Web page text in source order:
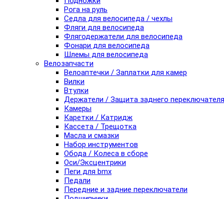
Рога на руль
Седла для велосипеда / чехлы
Фляги для велосипеда
Флягодержатели для велосипеда
Фонари для велосипеда
Шлемы для велосипеда
Велозапчасти
Велоаптечки / Заплатки для камер
Вилки
Втулки
Держатели / Защита заднего переключателя
Камеры
Каретки / Катридж
Кассета / Трещотка
Масла и смазки
Набор инструментов
Обода / Колеса в сборе
Оси/Эксцентрики
Пеги для bmx
Педали
Передние и задние переключатели